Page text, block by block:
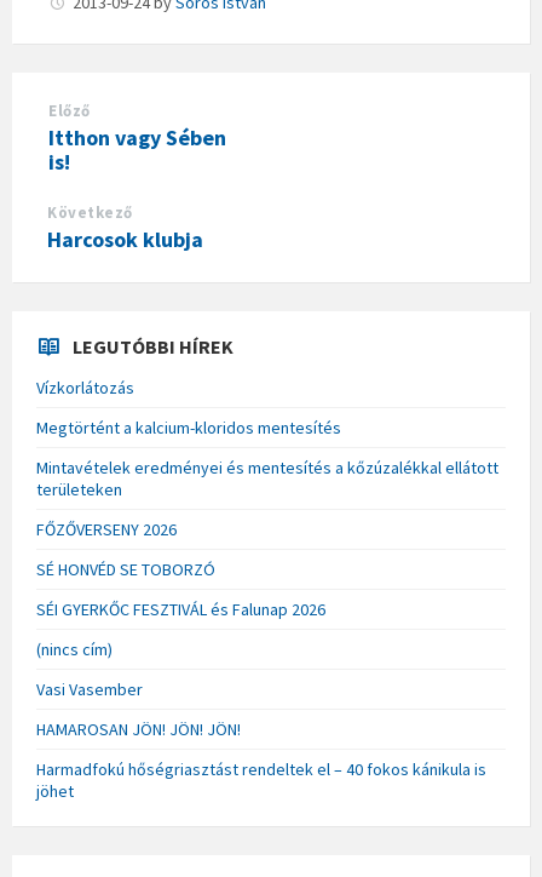
Előző
Itthon vagy Sében
is!
Következő
Harcosok klubja
LEGUTÓBBI HÍREK
Vízkorlátozás
Megtörtént a kalcium-kloridos mentesítés
Mintavételek eredményei és mentesítés a kőzúzalékkal ellátott
területeken
FŐZŐVERSENY 2026
SÉ HONVÉD SE TOBORZÓ
SÉI GYERKŐC FESZTIVÁL és Falunap 2026
(nincs cím)
Vasi Vasember
HAMAROSAN JÖN! JÖN! JÖN!
Harmadfokú hőségriasztást rendeltek el – 40 fokos kánikula is
jöhet